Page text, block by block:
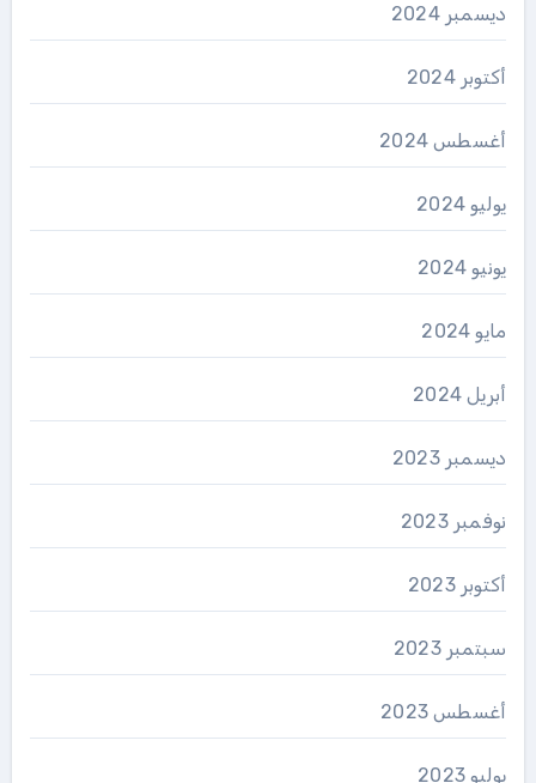
ديسمبر 2024
أكتوبر 2024
أغسطس 2024
يوليو 2024
يونيو 2024
مايو 2024
أبريل 2024
ديسمبر 2023
نوفمبر 2023
أكتوبر 2023
سبتمبر 2023
أغسطس 2023
يوليو 2023